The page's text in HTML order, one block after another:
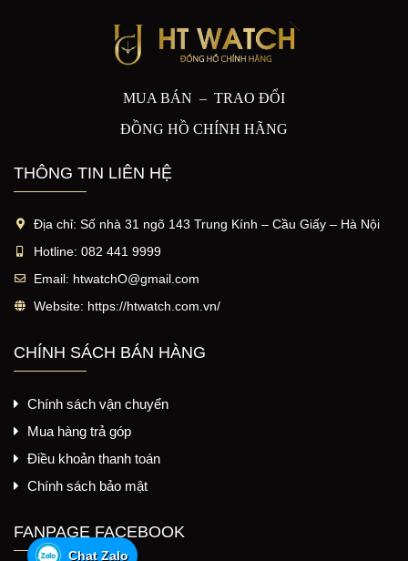
MUA BÁN – TRAO ĐỔI
ĐỒNG HỒ CHÍNH HÃNG
THÔNG TIN LIÊN HỆ
Địa chỉ: Số nhà 31 ngõ 143 Trung Kính – Cầu Giấy – Hà Nội
Hotline: 082 441 9999
Email: htwatchO@gmail.com
Website: https://htwatch.com.vn/
CHÍNH SÁCH BÁN HÀNG
Chính sách vận chuyển
Mua hàng trả góp
Điều khoản thanh toán
Chính sách bảo mật
FANPAGE FACEBOOK
Chat Zalo